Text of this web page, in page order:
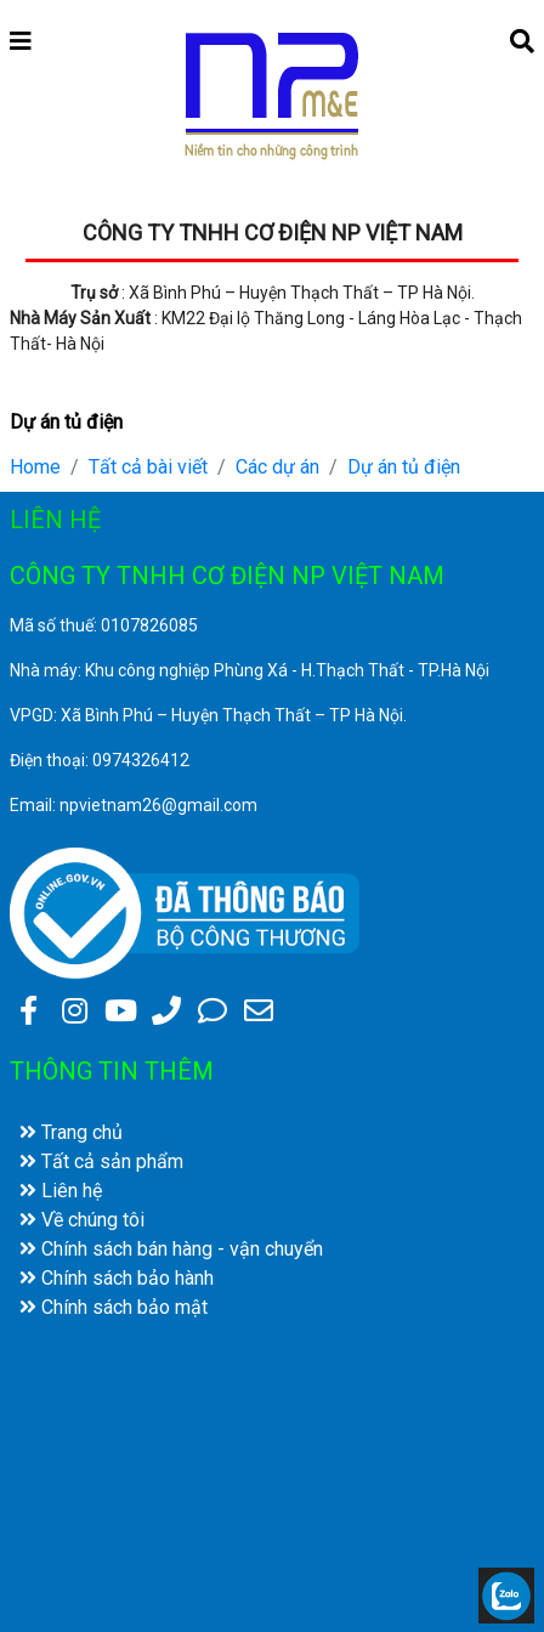
CÔNG TY TNHH CƠ ĐIỆN NP VIỆT NAM
Trụ sở: Xã Bình Phú – Huyện Thạch Thất – TP Hà Nội.
Nhà Máy Sản Xuất: KM22 Đại lộ Thăng Long - Láng Hòa Lạc - Thạch
Thất- Hà Nội
Dự án tủ điện
Home
Tất cả bài viết Các dự án Dự án tủ điện
LIÊN HỆ
CÔNG TY TNHH CƠ ĐIỆN NP VIỆT NAM
Mã số thuế: 0107826085
Nhà máy: Khu công nghiệp Phùng Xá - H.Thạch Thất - TP.Hà Nội
VPGD: Xã Bình Phú – Huyện Thạch Thất – TP Hà Nội.
Điện thoại: 0974326412
Email: npvietnam26@gmail.com
THÔNG TIN THÊM
Trang chủ
Tất cả sản phẩm
Liên hệ
Về chúng tôi
Chính sách bán hàng - vận chuyển
Chính sách bảo hành
Chính sách bảo mật